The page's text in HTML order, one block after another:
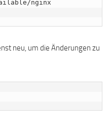
nginx
neu, um die Änderungen zu